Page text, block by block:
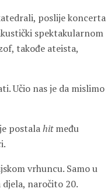
poslije koncerta
spektakularnom
takođe ateista,
Učio nas je da mislimo
postalahitmeđu
i.
vrhuncu. Samo u
naročito 20.